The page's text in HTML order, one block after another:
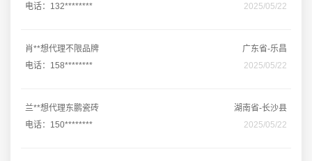
电话：132********
2025/05/22
肖**想代理不限品牌
广东省-乐昌
电话：158********
2025/05/22
兰**想代理东鹏瓷砖
湖南省-长沙县
电话：150********
2025/05/22